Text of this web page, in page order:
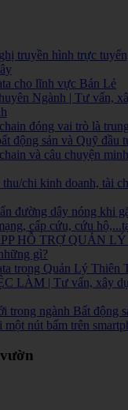
truyền hình trực
cho lĩnh vực Bán Lẻ
Ngành | Tư vấn,
đóng vai trò là
động sản và Quỹ đầu
và câu chuyện
chi kinh doanh, tài
đường dây nóng khi
cấp cứu, cứu
HỖ TRỢ QUẢN
gì?
trong Quản Lý Thiên
LÀM | Tư vấn, xây
trong ngành Bất động
nút bấm trên